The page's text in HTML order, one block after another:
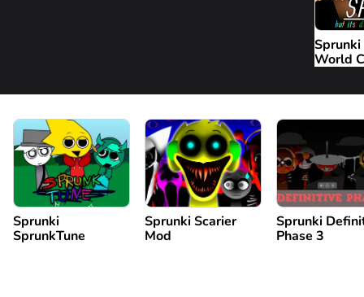
World
Sprunki
SprunkTune
Sprunki Scarier
Mod
Sprunki
Phase 3